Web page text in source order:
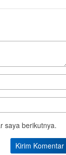
saya berikutnya.